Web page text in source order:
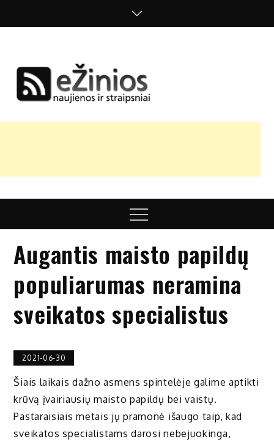
nuomonės
Menu
Augantis maisto papildų
populiarumas neramina
sveikatos specialistus
2021-06-30
Šiais laikais dažno asmens spintelėje galime aptikti
krūvą įvairiausių maisto papildų bei vaistų.
Pastaraisiais metais jų pramonė išaugo taip, kad
sveikatos specialistams darosi nebejuokinga,